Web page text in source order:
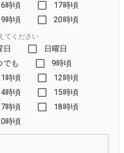
時頃
17時頃
時頃 20時頃
てください
日
日曜日
でも
9時頃
時頃
12時頃
時頃
15時頃
時頃
18時頃
時頃